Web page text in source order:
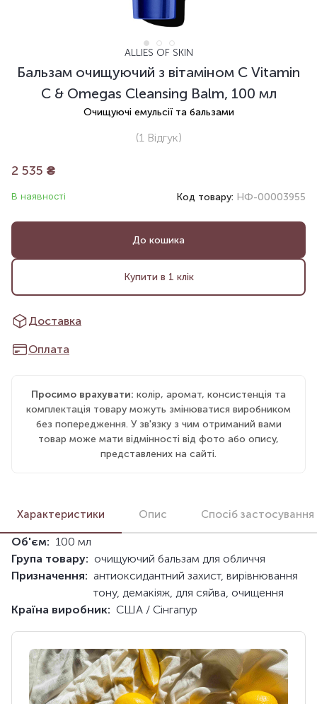
ALLIES OF SKIN
Бальзам очищуючий з вітаміном С Vitamin
C & Omegas Cleansing Balm, 100 мл
Очищуючі емульсії та бальзами
(1Відгук)
2 535 ₴
В наявності Код товару: НФ-00003955
До кошика
Купити в 1 клік
Доставка
Оплата
Просимо врахувати: колір, аромат, консистенція та
комплектація товару можуть змінюватися виробником
без попередження. У зв'язку з чим отриманий вами
товар може мати відмінності від фото або опису,
представлених на сайті.
Характеристики Опис Спосіб застосування
Об'єм: 100 мл
Група товару: очищуючий бальзам для обличчя
Призначення: антиоксидантний захист, вирівнювання
тону, демакіяж, для сяйва, очищення
Країна виробник: США / Сінгапур